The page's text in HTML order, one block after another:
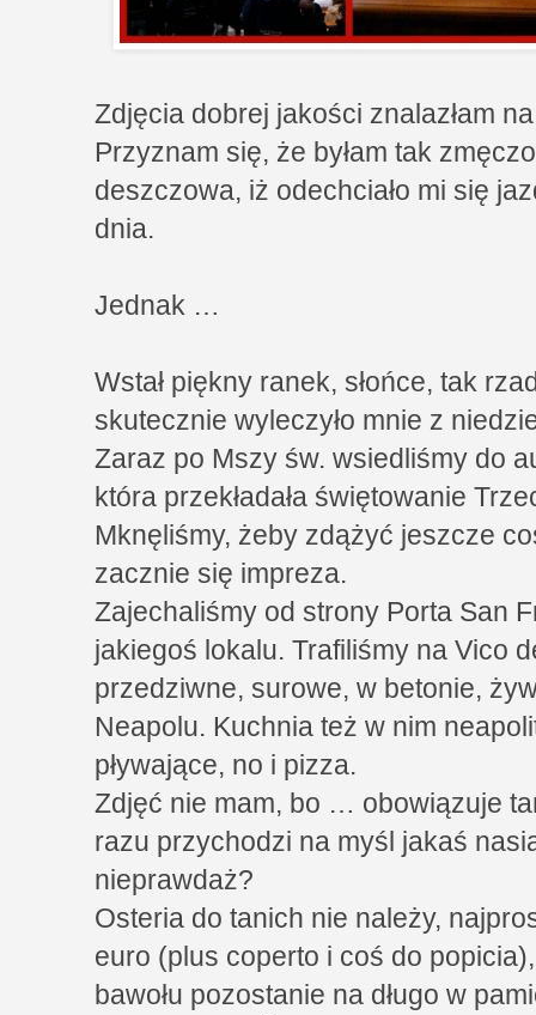
Zdjęcia dobrej jakości znalazłam
Przyznam się, że byłam tak
deszczowa, iż odechciało mi się
dnia.
Jednak …
Wstał piękny ranek, słońce, tak
skutecznie wyleczyło mnie z
Zaraz po Mszy św. wsiedliśmy do
która przekładała świętowanie
Mknęliśmy, żeby zdążyć jeszcze
zacznie się impreza.
Zajechaliśmy od strony Porta San
jakiegoś lokalu. Trafiliśmy na Vico
przedziwne, surowe, w betonie,
Neapolu. Kuchnia też w nim
pływające, no i pizza.
Zdjęć nie mam, bo … obowiązuje
razu przychodzi na myśl jakaś
nieprawdaż?
Osteria do tanich nie należy,
euro (plus coperto i coś do
bawołu pozostanie na długo w